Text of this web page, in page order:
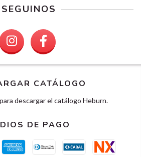
SEGUINOS
CATÁLOGO
descargar el catálogo Heburn.
DE PAGO